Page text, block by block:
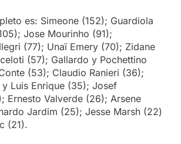
es: Simeone (152); Guardiola
Jose Mourinho (91);
(77); Unaï Emery (70); Zidane
(57); Gallardo y Pochettino
(53); Claudio Ranieri (36);
y Luis Enrique (35); Josef
Ernesto Valverde (26); Arsene
Jardim (25); Jesse Marsh (22)
(21).